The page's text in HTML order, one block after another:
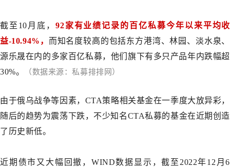
截至10月底，92家有业绩记录的百亿私募今年以来平均收
益-10.94%， 而知名度较高的包括东方港湾、林园、淡水泉、
源乐晟在内的多家百亿私募，他们旗下有多只产品年内跌幅超
30%。
（数据来源：私募排排网）
由于俄乌战争等因素，CTA策略相关基金在一季度大放异彩，
随后的趋势为震荡下跌，不少知名CTA私募的基金在近期创造
了历史新低。
近期债市又大幅回撤，WIND数据显示，截至2022年12月6